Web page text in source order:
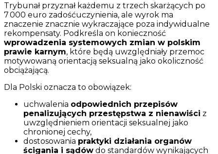
Trybunał przyznał każdemu z trzech skarżących po
7 000 euro zadośćuczynienia, ale wyrok ma
znaczenie znacznie wykraczające poza indywidualne
rekompensaty. Podkreśla on konieczność
wprowadzenia systemowych zmian w polskim
prawie karnym, które będą uwzględniały przemoc
motywowaną orientacją seksualną jako okoliczność
obciążającą.
Dla Polski oznacza to obowiązek:
uchwalenia odpowiednich przepisów
penalizujących przestępstwa z nienawiści z
uwzględnieniem orientacji seksualnej jako
chronionej cechy,
dostosowania praktyki działania organów
ścigania i sądów do standardów wynikających